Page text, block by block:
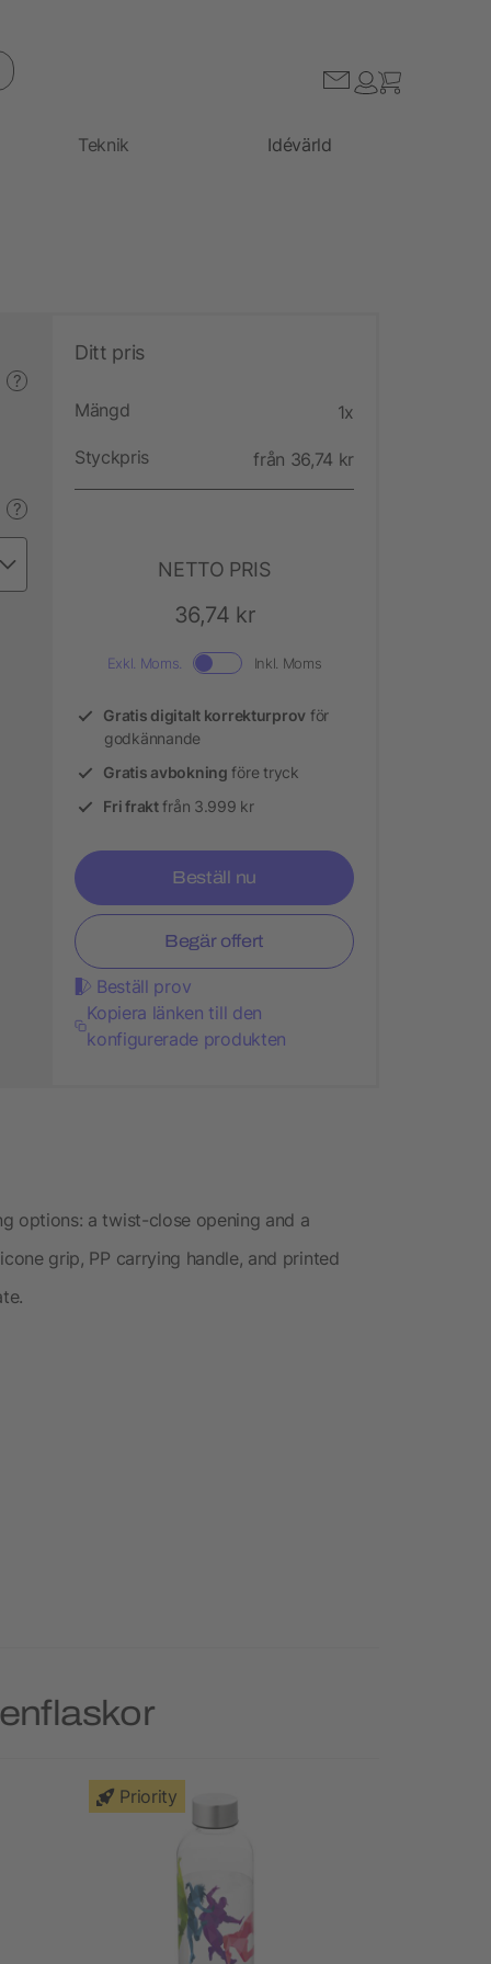
Teknik Idévärld
?
?
Ditt pris
Mängd 1x
Styckpris från 36,74 kr
NETTO PRIS
36,74 kr
Exkl. Moms. Inkl. Moms
Gratis digitalt korrekturprov för
godkännande
Gratis avbokning före tryck
Fri fraktfrån 3.999 kr
Beställ nu
Begär offert
Beställ prov
Kopiera länken till den
konfigurerade produkten
options: a twist-close opening and a
grip, PP carrying handle, and printed
Priority